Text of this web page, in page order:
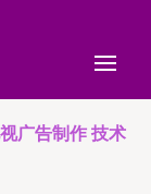
广告制作 技术